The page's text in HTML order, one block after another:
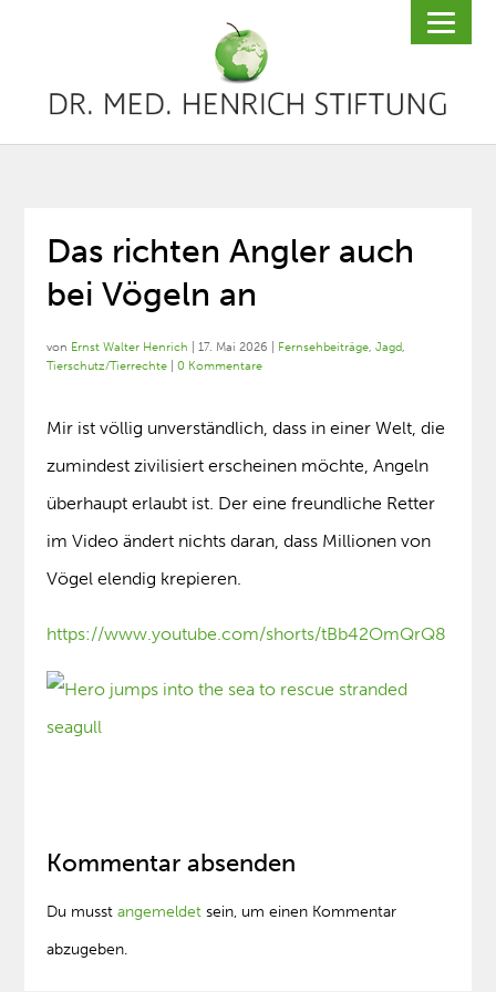
Das richten Angler auch
bei Vögeln an
von Ernst Walter Henrich |17. Mai 2026 Fernsehbeiträge,Jagd,
Tierschutz/Tierrechte |0 Kommentare
Mir ist völlig unverständlich, dass in einer Welt, die
zumindest zivilisiert erscheinen möchte, Angeln
überhaupt erlaubt ist. Der eine freundliche Retter
im Video ändert nichts daran, dass Millionen von
Vögel elendig krepieren.
https://www.youtube.com/shorts/tBb42OmQrQ8
Kommentar absenden
Du musstangemeldet sein, um einen Kommentar
abzugeben.